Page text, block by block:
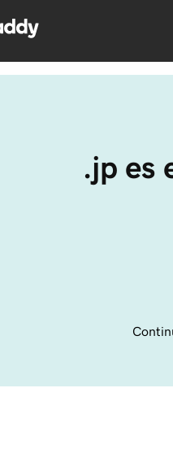
.jp es